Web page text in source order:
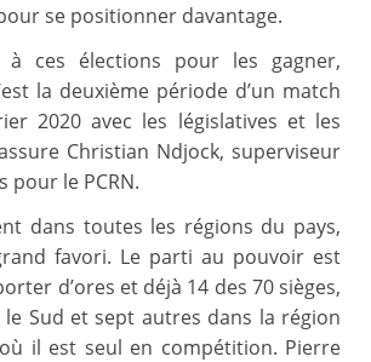
se positionner davantage.
à ces élections pour les gagner,
la deuxième période d’un match
2020 avec les législatives et les
Christian Ndjock, superviseur
pour le PCRN.
dans toutes les régions du pays,
favori. Le parti au pouvoir est
d’ores et déjà 14 des 70 sièges,
Sud et sept autres dans la région
il est seul en compétition. Pierre